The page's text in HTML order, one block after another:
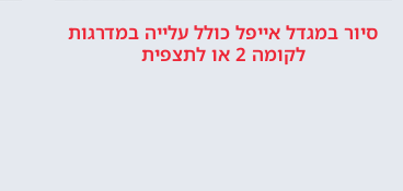
סיור במגדל אייפל כולל עלייה במדרגות
לקומה 2 או לתצפית